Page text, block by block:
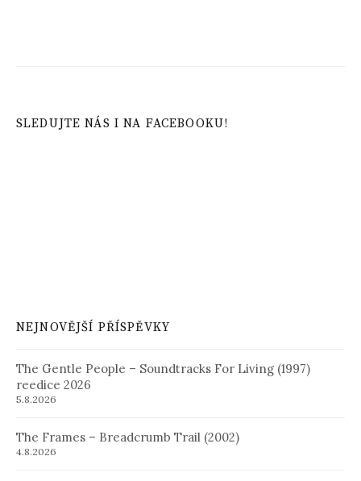
SLEDUJTE NÁS I NA FACEBOOKU!
NEJNOVĚJŠÍ PŘÍSPĚVKY
The Gentle People – Soundtracks For Living (1997)
reedice 2026
5.8.2026
The Frames – Breadcrumb Trail (2002)
4.8.2026